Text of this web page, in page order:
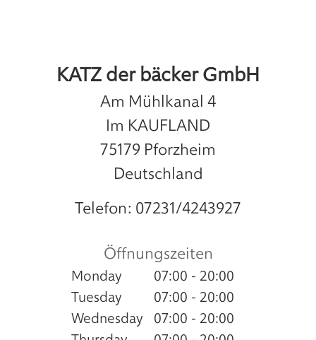
KATZ der bäcker GmbH
Am Mühlkanal 4
Im KAUFLAND
75179 Pforzheim
Deutschland
Telefon: 07231/4243927
Öffnungszeiten
Monday
07:00 - 20:00
Tuesday
07:00 - 20:00
Wednesday
07:00 - 20:00